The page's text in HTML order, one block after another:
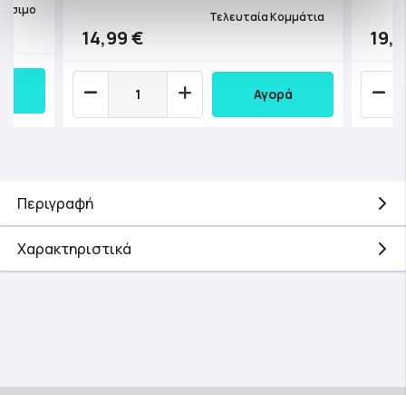
14,99 €
Τελευταία Κομμάτια
Αγορά
Περιγραφή
Χαρακτηριστικά